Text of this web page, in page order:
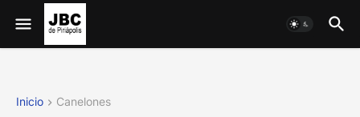
Inicio Canelones